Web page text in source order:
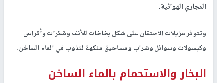
المجاري الهوائية.
وتتوفر مزيلات الاحتقان على شكل بخاخات للأنف وقطرات وأقراص
وكبسولات وسوائل وشراب ومساحيق منكهة لتذوب في الماء الساخن.
البخار والاستحمام بالماء الساخن